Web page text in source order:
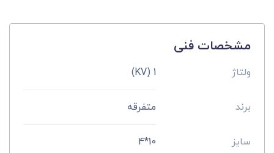
مشخصات فنی
ولتاژ 1 (KV)
برند متفرقه
سایز 10*4